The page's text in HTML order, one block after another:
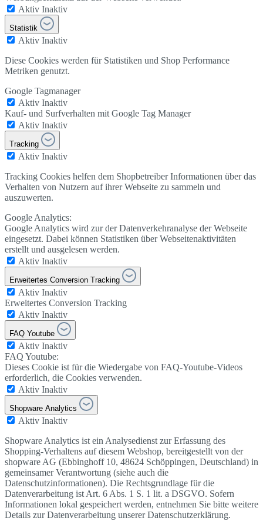
Aktiv Inaktiv
Statistik
Aktiv Inaktiv
Diese Cookies werden für Statistiken und Shop Performance
Metriken genutzt.
Google Tagmanager
Aktiv Inaktiv
Kauf- und Surfverhalten mit Google Tag Manager
Aktiv Inaktiv
Tracking
Aktiv Inaktiv
Tracking Cookies helfen dem Shopbetreiber Informationen über das
Verhalten von Nutzern auf ihrer Webseite zu sammeln und
auszuwerten.
Google Analytics:
Google Analytics wird zur der Datenverkehranalyse der Webseite
eingesetzt. Dabei können Statistiken über Webseitenaktivitäten
erstellt und ausgelesen werden.
Aktiv Inaktiv
Erweitertes Conversion Tracking
Aktiv Inaktiv
Erweitertes Conversion Tracking
Aktiv Inaktiv
FAQ Youtube
Aktiv Inaktiv
FAQ Youtube:
Dieses Cookie ist für die Wiedergabe von FAQ-Youtube-Videos
erforderlich, die Cookies verwenden.
Aktiv Inaktiv
Shopware Analytics
Aktiv Inaktiv
Shopware Analytics ist ein Analysedienst zur Erfassung des
Shopping-Verhaltens auf diesem Webshop, bereitgestellt von der
shopware AG (Ebbinghoff 10, 48624 Schöppingen, Deutschland) in
gemeinsamer Verantwortung (siehe auch die
Datenschutzinformationen). Die Rechtsgrundlage für die
Datenverarbeitung ist Art. 6 Abs. 1 S. 1 lit. a DSGVO. Sofern
Informationen lokal gespeichert werden, entnehmen Sie bitte weitere
Details zur Datenverarbeitung unserer Datenschutzerklärung.